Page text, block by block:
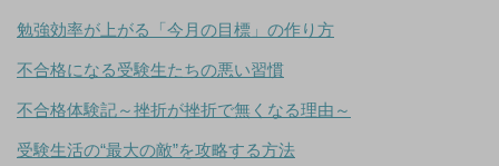
勉強効率が上がる「今月の目標」の作り方
不合格になる受験生たちの悪い習慣
不合格体験記～挫折が挫折で無くなる理由～
受験生活の“最大の敵”を攻略する方法